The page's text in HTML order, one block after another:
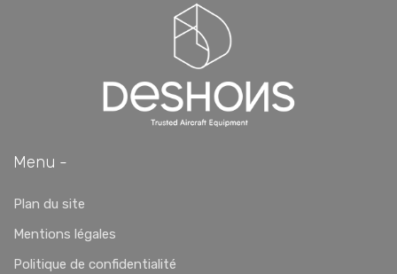
Menu -
Plan du site
Mentions légales
Politique de confidentialité